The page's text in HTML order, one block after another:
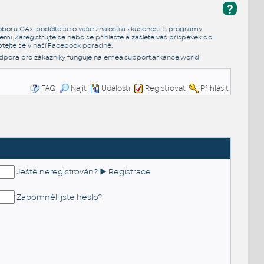
?
CAx, podělte se o vaše znalosti a zkušenosti s programy
Zaregistrujte se nebo se přihlašte a zašlete váš příspěvek do
se v naší Facebook poradně.
pro zákazníky funguje na emea.support.arkance.world
FAQ Najít Události Registrovat Přihlásit
Ještě neregistrován? ► Registrace
Zapomněli jste heslo?